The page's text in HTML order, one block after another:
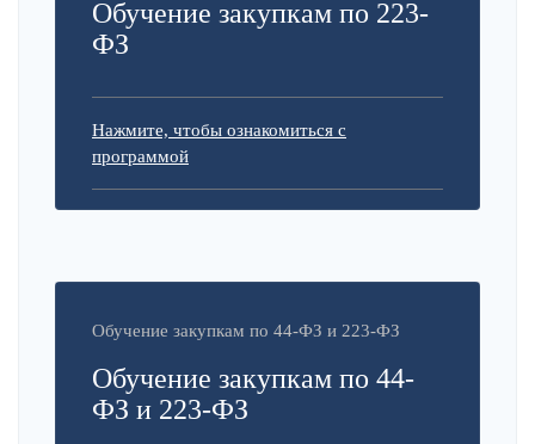
Обучение закупкам по 223-
ФЗ
Нажмите, чтобы ознакомиться с
программой
Обучение закупкам по 44-ФЗ и 223-ФЗ
Обучение закупкам по 44-
ФЗ и 223-ФЗ